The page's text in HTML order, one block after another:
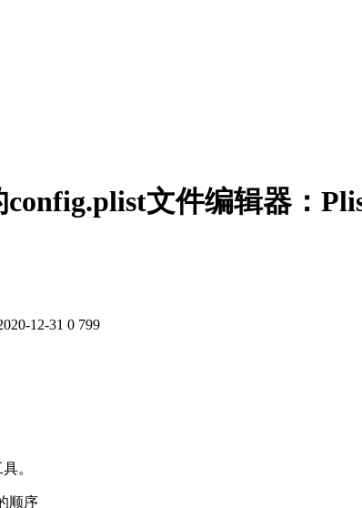
文件编辑器：
12-31 0 799
。
顺序